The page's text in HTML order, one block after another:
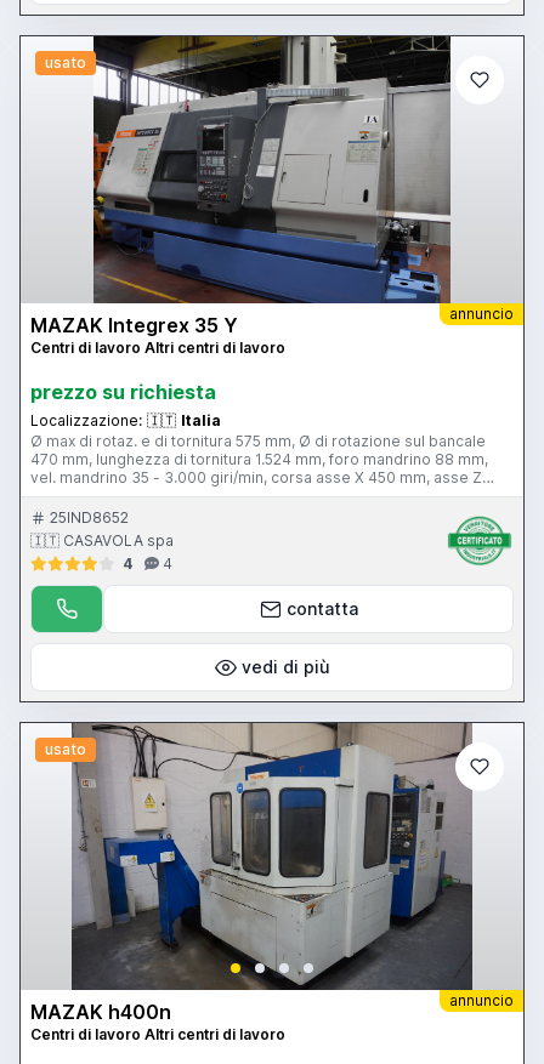
usato
annuncio
MAZAK Integrex 35 Y
Centri di lavoro Altri centri di lavoro
prezzo su richiesta
Localizzazione: 🇮🇹 Italia
Ø max di rotaz. e di tornitura 575 mm, Ø di rotazione sul bancale
470 mm, lunghezza di tornitura 1.524 mm, foro mandrino 88 mm,
vel. mandrino 35 - 3.000 giri/min, corsa asse X 450 mm, asse Z
1.575 mm, asse Y +-90 mm, attacco mandrino A2-8”, potenza
mandrino 30/22 KW, cono attacco utensile mot. CAT 40, potenza
utensile motorizzato 7,5 KW, vel. utensile motorizzato 15 - 6.000
giri/min, magazzino utensili 80 posizioni, evacuatore trucioli,
controllo Mazatrol M-Plus
25IND8652
🇮🇹 CASAVOLA spa
4
4
contatta
vedi di più
usato
annuncio
MAZAK h400n
Centri di lavoro Altri centri di lavoro